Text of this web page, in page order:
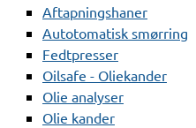
Aftapningshaner
Autotomatisk smørring
Fedtpresser
Oilsafe - Oliekander
Olie analyser
Olie kander